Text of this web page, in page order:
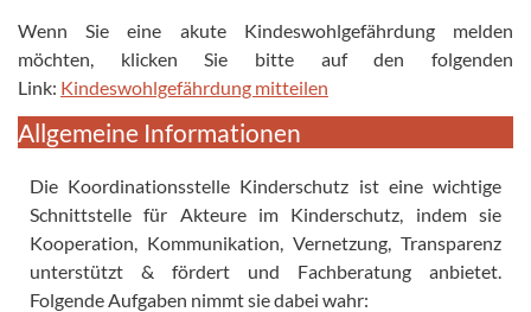
Wenn Sie eine akute Kindeswohlgefährdung melden
möchten, klicken Sie bitte auf den folgenden
Link: Kindeswohlgefährdung mitteilen
Allgemeine Informationen
Die Koordinationsstelle Kinderschutz ist eine wichtige
Schnittstelle für Akteure im Kinderschutz, indem sie
Kooperation, Kommunikation, Vernetzung, Transparenz
unterstützt & fördert und Fachberatung anbietet.
Folgende Aufgaben nimmt sie dabei wahr: